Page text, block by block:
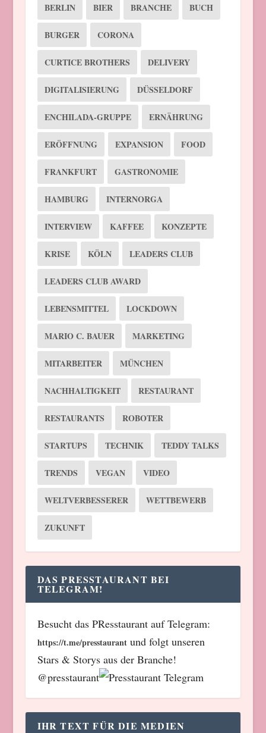
BERLIN BIER BRANCHE BUCH
BURGER CORONA
CURTICE BROTHERS DELIVERY
DIGITALISIERUNG DÜSSELDORF
ENCHILADA-GRUPPE ERNÄHRUNG
ERÖFFNUNG EXPANSION FOOD
FRANKFURT GASTRONOMIE
HAMBURG INTERNORGA
INTERVIEW KAFFEE KONZEPTE
KRISE KÖLN LEADERS CLUB
LEADERS CLUB AWARD
LEBENSMITTEL LOCKDOWN
MARIO C. BAUER MARKETING
MITARBEITER MÜNCHEN
NACHHALTIGKEIT RESTAURANT
RESTAURANTS ROBOTER
STARTUPS TECHNIK TEDDY TALKS
TRENDS VEGAN VIDEO
WELTVERBESSERER WETTBEWERB
ZUKUNFT
DAS PRESSTAURANT BEI
TELEGRAM!
Besucht das PResstaurant auf Telegram:
https://t.me/presstaurantund folgt unseren
Stars & Storys aus der Branche!
@presstaurant
IHR TEXT FÜR DIE MEDIEN